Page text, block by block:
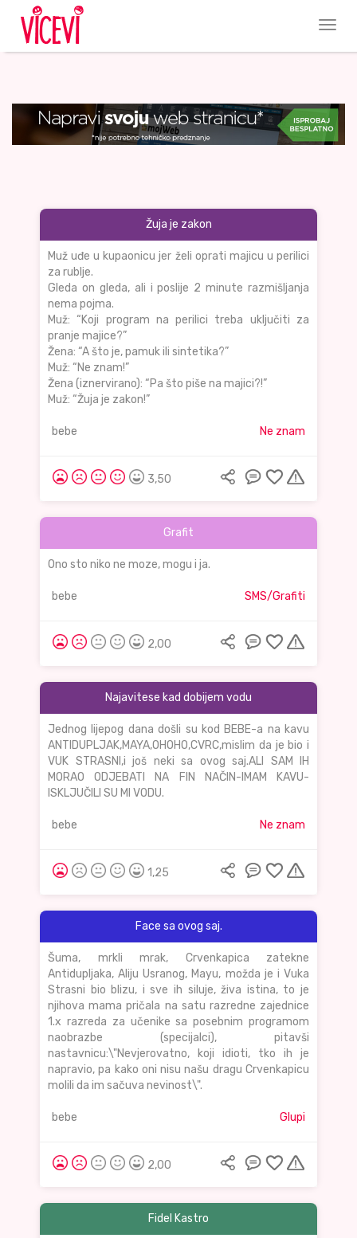
Žuja je zakon
Muž uđe u kupaonicu jer želi oprati majicu u perilici
za rublje.
Gleda on gleda, ali i poslije 2 minute razmišljanja
nema pojma.
Muž: “Koji program na perilici treba uključiti za
pranje majice?”
Žena: “A što je, pamuk ili sintetika?”
Muž: “Ne znam!”
Žena (iznervirano): “Pa što piše na majici?!”
Muž: “Žuja je zakon!”
bebe Ne znam
3,50
Grafit
Ono sto niko ne moze, mogu i ja.
bebe SMS/Grafiti
2,00
Najavitese kad dobijem vodu
Jednog lijepog dana došli su kod BEBE-a na kavu
ANTIDUPLJAK,MAYA,OHOHO,CVRC,mislim da je bio i
VUK STRASNI,i još neki sa ovog saj.ALI SAM IH
MORAO ODJEBATI NA FIN NAČIN-IMAM KAVU-
ISKLJUČILI SU MI VODU.
bebe Ne znam
1,25
Face sa ovog saj.
Šuma, mrkli mrak, Crvenkapica zatekne
Antidupljaka, Aliju Usranog, Mayu, možda je i Vuka
Strasni bio blizu, i sve ih siluje, živa istina, to je
njihova mama pričala na satu razredne zajednice
1.x razreda za učenike sa posebnim programom
naobrazbe (specijalci), pitavši
nastavnicu:\"Nevjerovatno, koji idioti, tko ih je
napravio, pa kako oni nisu našu dragu Crvenkapicu
molili da im sačuva nevinost\".
bebe Glupi
2,00
Fidel Kastro